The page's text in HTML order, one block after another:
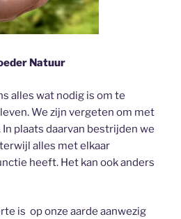
Natuur
alles wat nodig is om te
We zijn vergeten om met
plaats daarvan bestrijden we
alles met elkaar
heeft. Het kan ook anders
is op onze aarde aanwezig